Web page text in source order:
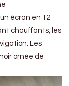
écran en 12
chauffants, les
Les
ornée de